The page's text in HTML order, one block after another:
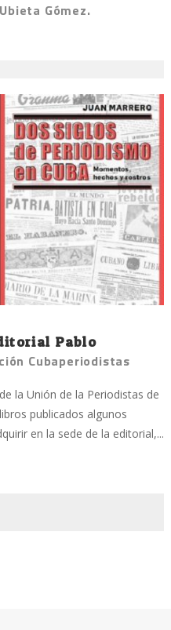
Gómez.
Pablo
Cubaperiodistas
la Unión de la Periodistas de
publicados algunos
en la sede de la editorial,...